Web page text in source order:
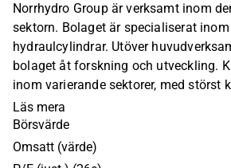
Norrhydro Group är verksamt inom
sektorn. Bolaget är specialiserat
hydraulcylindrar. Utöver
bolaget åt forskning och utveckling.
inom varierande sektorer, med störst
den industriella sektorn Norrhydro
verksamma inom Norden och har sitt
Finland.
Läs mera
Börsvärde
Omsatt (värde)